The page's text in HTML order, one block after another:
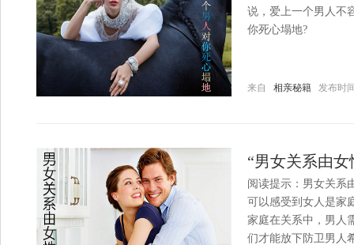
说，爱上一个男人不
你死心塌地?
来自 相亲秘籍 发布时
“男女关系由女
阅读提示：男女关系
可以感受到女人是家
家庭在关系中，男人
们才能放下防卫男人